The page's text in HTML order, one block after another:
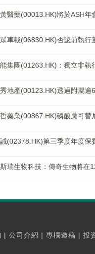
醫藥(00013.HK)將於ASH年
車載(06830.HK)否認前執行
集團(01263.HK)：獨立非執
地產(00123.HK)透過附屬逾
藥業(00867.HK)磷酸蘆可
(02378.HK)第三季度年度保
瑞生物科技：傳奇生物將在
| 公司介紹 | 專欄邀稿 | 投